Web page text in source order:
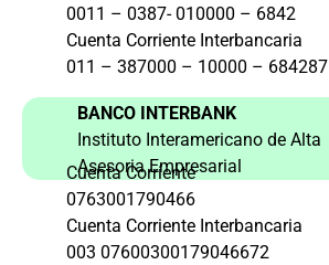
0011 – 0387- 010000 – 6842
Cuenta Corriente Interbancaria
011 – 387000 – 10000 – 684287
BANCO INTERBANK
Instituto Interamericano de Alta
Asesoria Empresarial
Cuenta Corriente
0763001790466
Cuenta Corriente Interbancaria
003 07600300179046672